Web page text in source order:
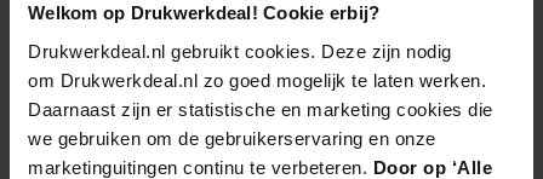
Welkom op Drukwerkdeal! Cookie erbij?
Drukwerkdeal.nl gebruikt cookies. Deze zijn nodig
om Drukwerkdeal.nl zo goed mogelijk te laten werken.
Daarnaast zijn er statistische en marketing cookies die
we gebruiken om de gebruikerservaring en onze
marketinguitingen continu te verbeteren. Door op ‘Alle